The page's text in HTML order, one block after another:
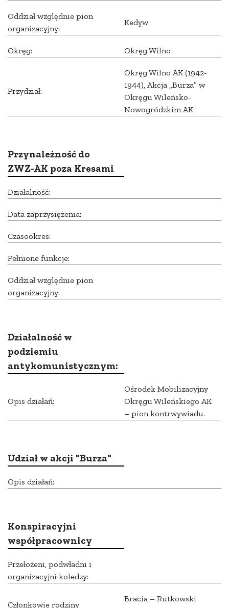
Oddział względnie pion
organizacyjny:
Kedyw
Okręg: Okręg Wilno
Przydział:
Okręg Wilno AK (1942-
1944), Akcja „Burza” w
Okręgu Wileńsko-
Nowogródzkim AK
Przynależność do
ZWZ-AK poza Kresami
Działalność:
Data zaprzysiężenia:
Czasookres:
Pełnione funkcje:
Oddział względnie pion
organizacyjny:
Działalność w
podziemiu
antykomunistycznym:
Opis działań:
Ośrodek Mobilizacyjny
Okręgu Wileńskiego AK
– pion kontrwywiadu.
Udział w akcji "Burza"
Opis działań:
Konspiracyjni
współpracownicy
Przełożeni, podwładni i
organizacyjni koledzy:
Członkowie rodziny
Bracia – Rutkowski